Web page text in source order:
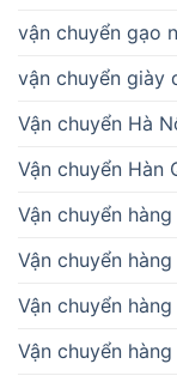
vận chuyển gạo
vận chuyển giày
Vận chuyển Hà
Vận chuyển Hàn
Vận chuyển
Vận chuyển
Vận chuyển
Vận chuyển